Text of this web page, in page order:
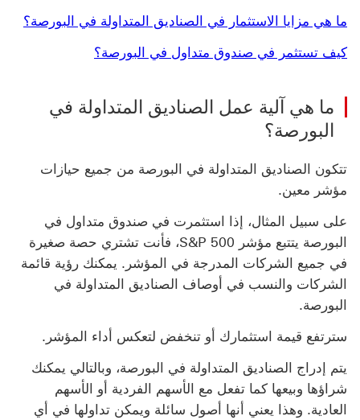
ما هي مزايا الاستثمار في ‏‫الصناديق المتداولة في البورصة‬؟
كيف تستثمر في ‏‫صندوق متداول في البورصة‬؟
ما هي آلية عمل ‏‫الصناديق المتداولة في
البورصة‬؟
تتكون ‏‫الصناديق المتداولة في البورصة‬ من جميع حيازات
مؤشر معين.
على سبيل المثال، إذا استثمرت في صندوق متداول في
البورصة يتتبع مؤشر S&P 500، فأنت تشتري حصة صغيرة
في جميع الشركات المدرجة في المؤشر. يمكنك رؤية قائمة
الشركات والنسب في أوصاف الصناديق المتداولة في
البورصة.
سترتفع قيمة استثمارك أو تنخفض لتعكس أداء المؤشر.
يتم إدراج ‏‫الصناديق المتداولة في البورصة‬، وبالتالي يمكنك
شراؤها وبيعها كما تفعل مع الأسهم الفردية أو الأسهم
العادية. وهذا يعني أنها أصول سائلة ويمكن تداولها في أي